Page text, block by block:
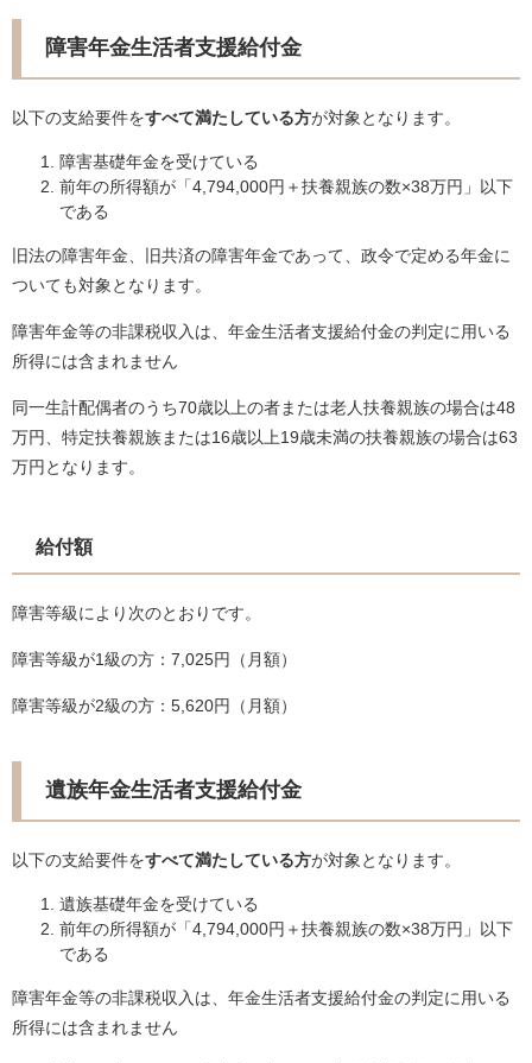
障害年金生活者支援給付金
以下の支給要件をすべて満たしている方が対象となります。
障害基礎年金を受けている
前年の所得額が「4,794,000円＋扶養親族の数×38万円」以下
である
旧法の障害年金、旧共済の障害年金であって、政令で定める年金に
ついても対象となります。
障害年金等の非課税収入は、年金生活者支援給付金の判定に用いる
所得には含まれません
同一生計配偶者のうち70歳以上の者または老人扶養親族の場合は48
万円、特定扶養親族または16歳以上19歳未満の扶養親族の場合は63
万円となります。
給付額
障害等級により次のとおりです。
障害等級が1級の方：7,025円（月額）
障害等級が2級の方：5,620円（月額）
遺族年金生活者支援給付金
以下の支給要件をすべて満たしている方が対象となります。
遺族基礎年金を受けている
前年の所得額が「4,794,000円＋扶養親族の数×38万円」以下
である
障害年金等の非課税収入は、年金生活者支援給付金の判定に用いる
所得には含まれません